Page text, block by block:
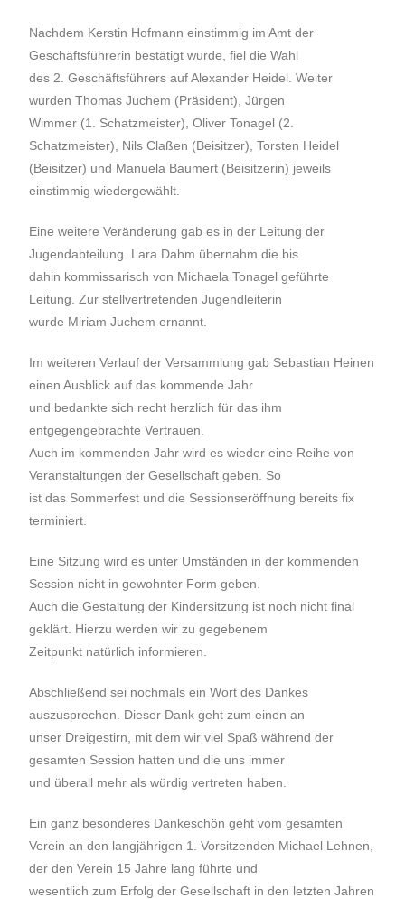
Nachdem Kerstin Hofmann einstimmig im Amt der
Geschäftsführerin bestätigt wurde, fiel die Wahl
des 2. Geschäftsführers auf Alexander Heidel. Weiter
wurden Thomas Juchem (Präsident), Jürgen
Wimmer (1. Schatzmeister), Oliver Tonagel (2.
Schatzmeister), Nils Claßen (Beisitzer), Torsten Heidel
(Beisitzer) und Manuela Baumert (Beisitzerin) jeweils
einstimmig wiedergewählt.
Eine weitere Veränderung gab es in der Leitung der
Jugendabteilung. Lara Dahm übernahm die bis
dahin kommissarisch von Michaela Tonagel geführte
Leitung. Zur stellvertretenden Jugendleiterin
wurde Miriam Juchem ernannt.
Im weiteren Verlauf der Versammlung gab Sebastian Heinen
einen Ausblick auf das kommende Jahr
und bedankte sich recht herzlich für das ihm
entgegengebrachte Vertrauen.
Auch im kommenden Jahr wird es wieder eine Reihe von
Veranstaltungen der Gesellschaft geben. So
ist das Sommerfest und die Sessionseröffnung bereits fix
terminiert.
Eine Sitzung wird es unter Umständen in der kommenden
Session nicht in gewohnter Form geben.
Auch die Gestaltung der Kindersitzung ist noch nicht final
geklärt. Hierzu werden wir zu gegebenem
Zeitpunkt natürlich informieren.
Abschließend sei nochmals ein Wort des Dankes
auszusprechen. Dieser Dank geht zum einen an
unser Dreigestirn, mit dem wir viel Spaß während der
gesamten Session hatten und die uns immer
und überall mehr als würdig vertreten haben.
Ein ganz besonderes Dankeschön geht vom gesamten
Verein an den langjährigen 1. Vorsitzenden Michael Lehnen,
der den Verein 15 Jahre lang führte und
wesentlich zum Erfolg der Gesellschaft in den letzten Jahren